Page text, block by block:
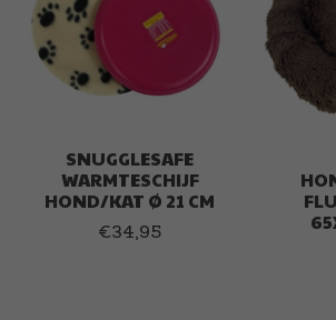
SNUGGLESAFE
WARMTESCHIJF
HOND/KAT Ø 21 CM
€34,95